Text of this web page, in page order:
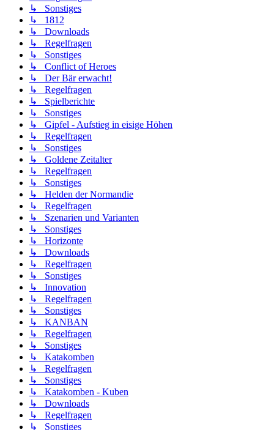
↳ Sonstiges
↳ 1812
↳ Downloads
↳ Regelfragen
↳ Sonstiges
↳ Conflict of Heroes
↳ Der Bär erwacht!
↳ Regelfragen
↳ Spielberichte
↳ Sonstiges
↳ Gipfel - Aufstieg in eisige Höhen
↳ Regelfragen
↳ Sonstiges
↳ Goldene Zeitalter
↳ Regelfragen
↳ Sonstiges
↳ Helden der Normandie
↳ Regelfragen
↳ Szenarien und Varianten
↳ Sonstiges
↳ Horizonte
↳ Downloads
↳ Regelfragen
↳ Sonstiges
↳ Innovation
↳ Regelfragen
↳ Sonstiges
↳ KANBAN
↳ Regelfragen
↳ Sonstiges
↳ Katakomben
↳ Regelfragen
↳ Sonstiges
↳ Katakomben - Kuben
↳ Downloads
↳ Regelfragen
↳ Sonstiges